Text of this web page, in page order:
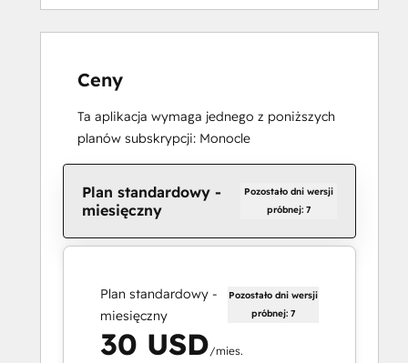
Ceny
Ta aplikacja wymaga jednego z poniższych
planów subskrypcji: Monocle
Plan standardowy -
miesięczny
Pozostało dni wersji
próbnej: 7
Plan standardowy -
miesięczny
Pozostało dni wersji
próbnej: 7
30 USD/mies.